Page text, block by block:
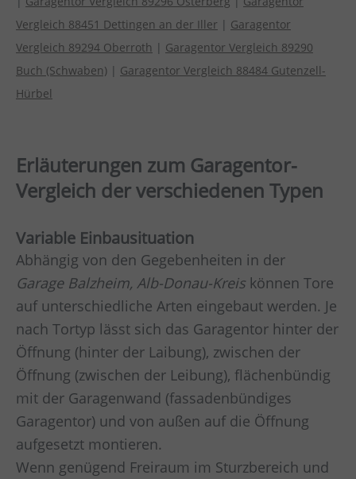
Vergleich 88451 Dettingen an der Iller | Garagentor
Vergleich 89294 Oberroth | Garagentor Vergleich 89290
Buch (Schwaben) | Garagentor Vergleich 88484 Gutenzell-
Hürbel
Erläuterungen zum Garagentor-
Vergleich der verschiedenen Typen
Variable Einbausituation
Abhängig von den Gegebenheiten in der
Garage Balzheim, Alb-Donau-Kreis können Tore
auf unterschiedliche Arten eingebaut werden. Je
nach Tortyp lässt sich das Garagentor hinter der
Öffnung (hinter der Laibung), zwischen der
Öffnung (zwischen der Leibung), flächenbündig
mit der Garagenwand (fassadenbündiges
Garagentor) und von außen auf die Öffnung
aufgesetzt montieren.
Wenn genügend Freiraum im Sturzbereich und